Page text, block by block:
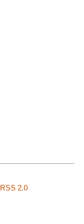
RSS 2.0